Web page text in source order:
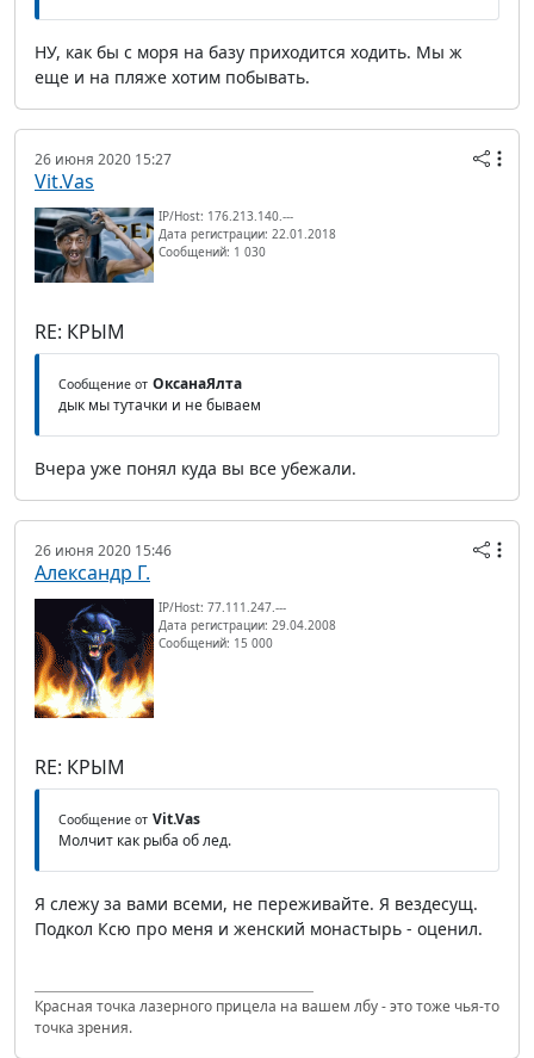
НУ, как бы с моря на базу приходится ходить. Мы ж
еще и на пляже хотим побывать.
26 июня 2020 15:27
Vit.Vas
IP/Host: 176.213.140.---
Дата регистрации: 22.01.2018
Сообщений: 1 030
RE: КРЫМ
Сообщение от ОксанаЯлта
дык мы тутачки и не бываем
Вчера уже понял куда вы все убежали.
26 июня 2020 15:46
Александр Г.
IP/Host: 77.111.247.---
Дата регистрации: 29.04.2008
Сообщений: 15 000
RE: КРЫМ
Сообщение от Vit.Vas
Молчит как рыба об лед.
Я слежу за вами всеми, не переживайте. Я вездесущ.
Подкол Ксю про меня и женский монастырь - оценил.
Красная точка лазерного прицела на вашем лбу - это тоже чья-то
точка зрения.